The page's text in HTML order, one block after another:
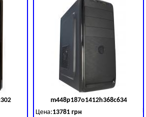
Код товара:379029
m448p187o1412h368c634
Цена:13781 грн